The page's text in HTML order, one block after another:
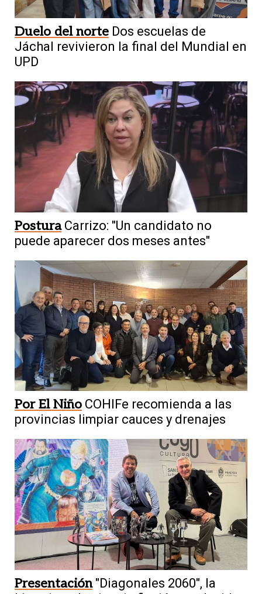
Duelo del norte Dos escuelas de
Jáchal revivieron la final del Mundial en
UPD
Postura Carrizo: "Un candidato no
puede aparecer dos meses antes"
Por El Niño COHIFe recomienda a las
provincias limpiar cauces y drenajes
Presentación "Diagonales 2060", la